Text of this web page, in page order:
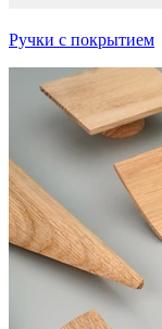
Ручки с покрытием